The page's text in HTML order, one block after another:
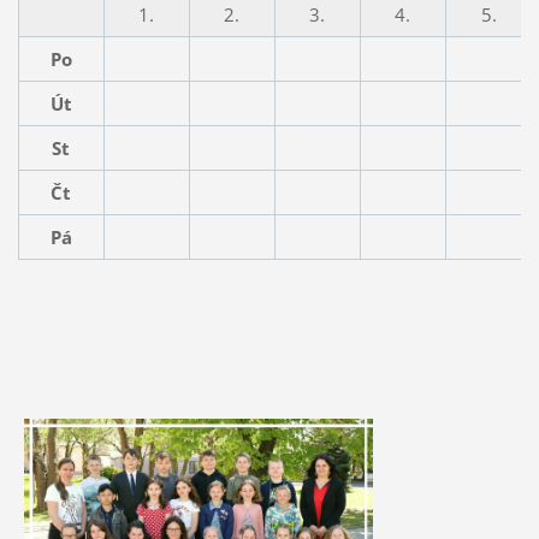
1. 2. 3. 4.
5.
Po
Út
St
Čt
Pá